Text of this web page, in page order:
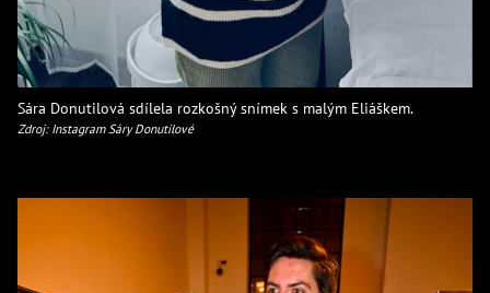
Sára Donutilová sdílela rozkošný snímek s malým Eliáškem.
Zdroj: Instagram Sáry Donutilové